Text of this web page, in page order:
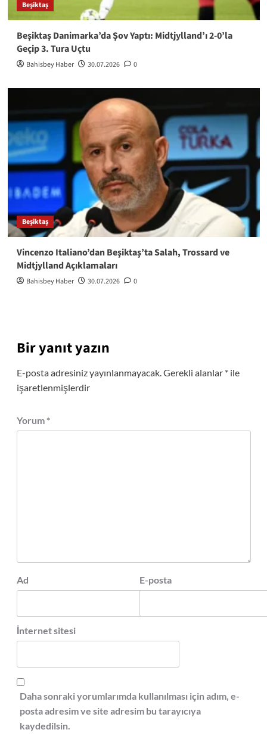
Beşiktaş
Beşiktaş Danimarka’da Şov Yaptı: Midtjylland’ı 2-0’la
Geçip 3. Tura Uçtu
Bahisbey Haber 30.07.2026 0
Beşiktaş
Vincenzo Italiano’dan Beşiktaş’ta Salah, Trossard ve
Midtjylland Açıklamaları
Bahisbey Haber 30.07.2026 0
Bir yanıt yazın
E-posta adresiniz yayınlanmayacak.Gerekli alanlar *ile
işaretlenmişlerdir
Yorum *
Ad E-posta
İnternet sitesi
Daha sonraki yorumlarımda kullanılması için adım, e-
posta adresim ve site adresim bu tarayıcıya
kaydedilsin.